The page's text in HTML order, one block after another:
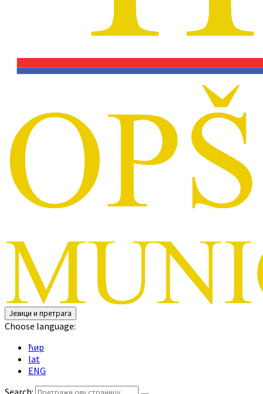
Језици и претрага
Choose language:
ћир
lat
ENG
Search: